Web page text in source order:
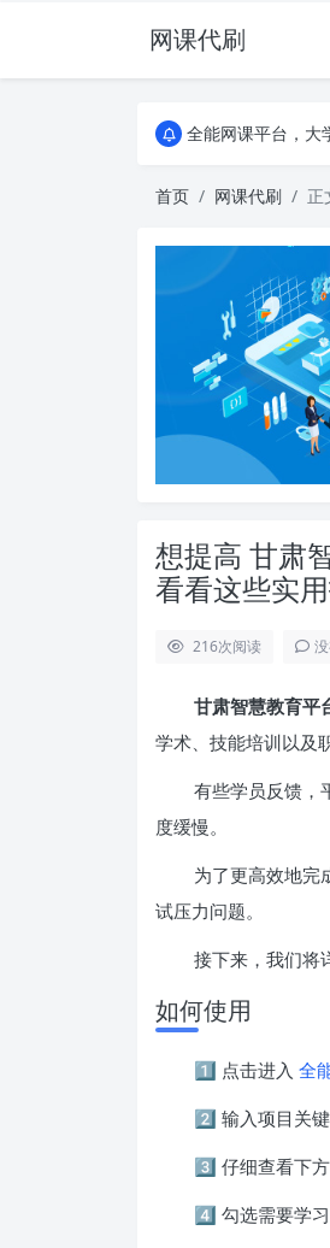
网课代刷
AI论文写作平台，
全能网课平台，大
全能网课平台，大
首页 网课代刷 正
想提高 甘肃
看看这些实
216次阅读
甘肃智慧教育
学术、技能培训以及
有些学员反馈，
度缓慢。
为了更高效地完
试压力问题。
接下来，我们将
如何使用
1️⃣ 点击进入 全
2️⃣ 输入项目关
3️⃣ 仔细查看下
4️⃣ 勾选需要学